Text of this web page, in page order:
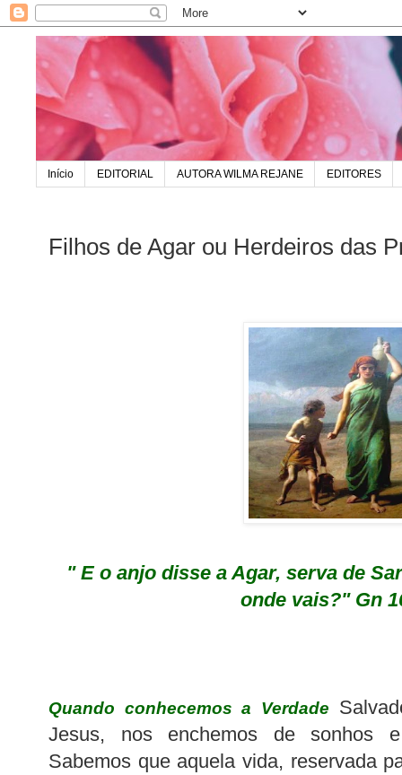
Início EDITORIAL AUTORA WILMA REJANE EDITORES
Filhos de Agar ou Herdeiros das
" E o anjo disse a Agar, serva de
onde vais?" Gn
Quando conhecemos a Verdade
Jesus, nos enchemos de sonhos
Sabemos que aquela vida, reservada